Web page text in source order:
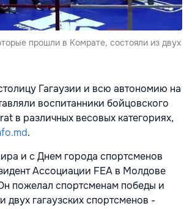
прошли в Комрате, состояли из двух
Гагаузии и всю автономию на
воспитанники бойцовского
в различных весовых категориях,
.
и с Днем города спортсменов
Ассоциации FEA в Молдове
пожелал спортсменам победы и
двух гагаузских спортсменов -